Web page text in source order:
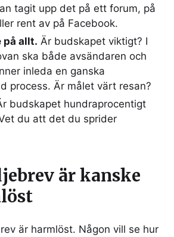
tagit upp det på ett forum, på
rent av på Facebook.
på allt. Är budskapet viktigt? I
ska både avsändaren och
inleda en ganska
process. Är målet värt resan?
budskapet hundraprocentigt
du att det du sprider
är kanske
är harmlöst. Någon vill se hur